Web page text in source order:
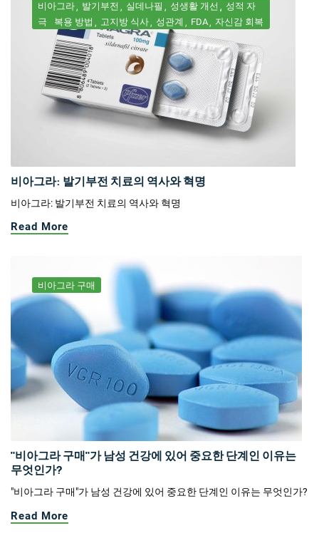
비아그라 발기부전 실데나필 성생활 개선
성적 자
극
복용 방법 고지방 식사 성관계 FDA 자신감 회복
비아그라: 발기부전 치료의 역사와 혁명
비아그라: 발기부전 치료의 역사와 혁명
Read More
비아그라 구매
"비아그라 구매"가 남성 건강에 있어 중요한 단계인 이유는
무엇인가?
"비아그라 구매"가 남성 건강에 있어 중요한 단계인 이유는 무엇인가?
Read More